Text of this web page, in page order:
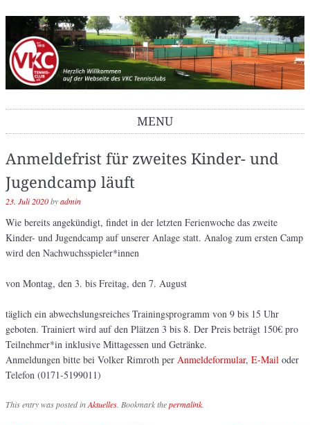
VKC Tennisclub
MENU
Anmeldefrist für zweites Kinder- und
Jugendcamp läuft
23. Juli 2020byadmin
Wie bereits angekündigt, findet in der letzten Ferienwoche das zweite
Kinder- und Jugendcamp auf unserer Anlage statt. Analog zum ersten Camp
wird den Nachwuchsspieler*innen
von Montag, den 3. bis Freitag, den 7. August
täglich ein abwechslungsreiches Trainingsprogramm von 9 bis 15 Uhr
geboten. Trainiert wird auf den Plätzen 3 bis 8. Der Preis beträgt 150€ pro
Teilnehmer*in inklusive Mittagessen und Getränke.
Anmeldungen bitte bei Volker Rimroth per Anmeldeformular, E-Mail oder
Telefon (0171-5199011)
This entry was posted inAktuelles. Bookmark thepermalink.